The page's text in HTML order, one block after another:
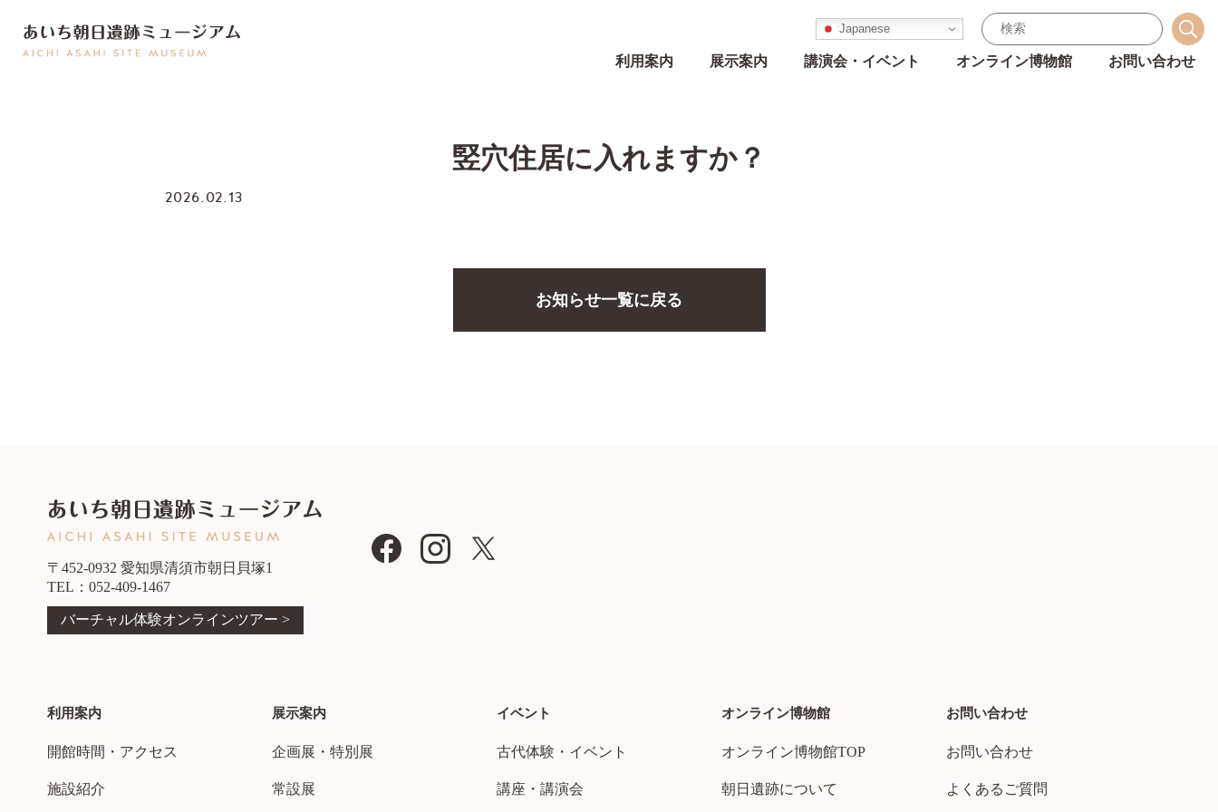
Japanese
利用案内 展示案内 講演会・イベント オンライン博物館 お問い合わせ
竪穴住居に入れますか？
2026.02.13
お知らせ一覧に戻る
〒452-0932 愛知県清須市朝日貝塚1
TEL：052-409-1467
バーチャル体験オンラインツアー >
利用案内
開館時間・アクセス
施設紹介
展示案内
企画展・特別展
常設展
イベント
古代体験・イベント
講座・講演会
オンライン博物館
オンライン博物館TOP
朝日遺跡について
お問い合わせ
お問い合わせ
よくあるご質問